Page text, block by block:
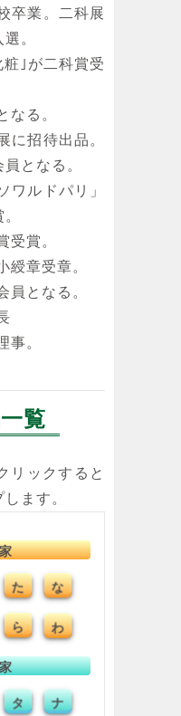
卒業。二科展
。
｣が二科賞受
る。
招待出品。
となる。
ルドパリ」
賞。
章受章。
となる。
。
覧
リックすると
ます。
た な
ら わ
タ ナ